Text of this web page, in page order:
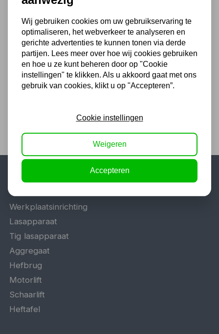
Kabelkniptang 500 mm2
72,60
60,00 excl. BTW
Werkplaatsinrichting
Lasapparaat
Tig lasapparaat
Aggregaat
Hefbrug
Motorlift
Schaarlift
Heftafel
Wij gebruiken cookies om uw gebruikservaring te
optimaliseren, het webverkeer te analyseren en
gerichte advertenties te kunnen tonen via derde
partijen. Lees meer over hoe wij cookies gebruiken
en hoe u ze kunt beheren door op "Cookie
instellingen" te klikken. Als u akkoord gaat met ons
gebruik van cookies, klikt u op "Accepteren”.
Cookie instellingen
Weigeren
Accepteren